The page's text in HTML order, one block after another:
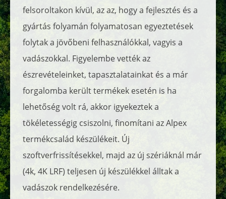
felsoroltakon kívül, az az, hogy a fejlesztés és a
gyártás folyamán folyamatosan egyeztetések
folytak a jövőbeni felhasználókkal, vagyis a
vadászokkal. Figyelembe vették az
észrevételeinket, tapasztalatainkat és a már
forgalomba került termékek esetén is ha
lehetőség volt rá, akkor igyekeztek a
tökéletességig csiszolni, finomítani az Alpex
termékcsalád készülékeit. Új
szoftverfrissítésekkel, majd az új szériáknál már
(4k, 4K LRF) teljesen új készülékkel álltak a
vadászok rendelkezésére.